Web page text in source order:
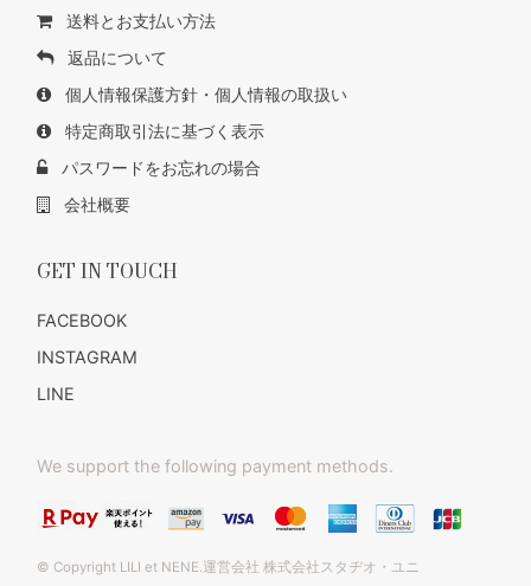
送料とお支払い方法
返品について
個人情報保護方針・個人情報の取扱い
特定商取引法に基づく表示
パスワードをお忘れの場合
会社概要
GET IN TOUCH
FACEBOOK
INSTAGRAM
LINE
We support the following payment methods.
© Copyright LILI et NENE.運営会社 株式会社スタヂオ・ユニ